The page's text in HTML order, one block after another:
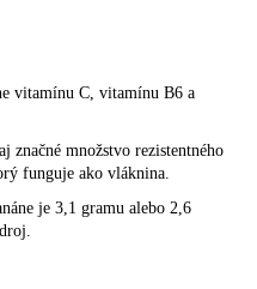
vitamínu C, vitamínu B6 a
značné množstvo rezistentného
funguje ako vláknina.
je 3,1 gramu alebo 2,6